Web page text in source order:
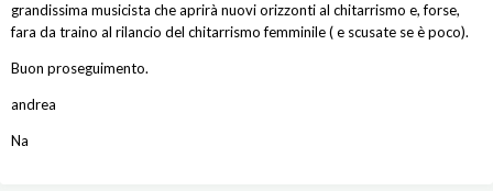
grandissima musicista che aprirà nuovi orizzonti al chitarrismo e, forse,
fara da traino al rilancio del chitarrismo femminile ( e scusate se è poco).
Buon proseguimento.
andrea
Na